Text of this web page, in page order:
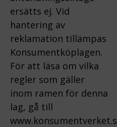
ersätts ej. Vid
hantering av
reklamation tillämpas
Konsumentköplagen.
För att läsa om vilka
regler som gäller
inom ramen för denna
lag, gå till
www.konsumentverket.s